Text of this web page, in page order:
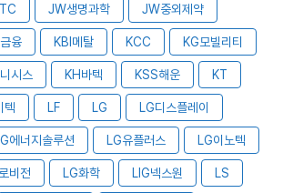
JW생명과학 JW중외제약
융 KBI메탈 KCC KG모빌리티
시스 KH바텍 KSS해운 KT
텍 LF LG LG디스플레이
에너지솔루션 LG유플러스 LG이노텍
비전 LG화학 LIG넥스원 LS